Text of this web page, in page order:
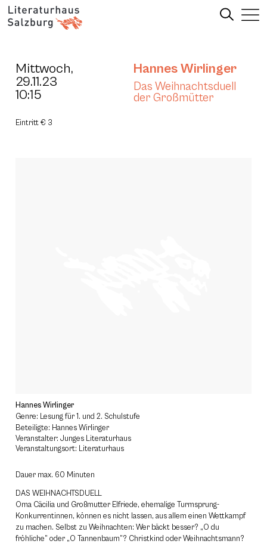
Mittwoch,
29.11.23
10:15
Hannes Wirlinger
Das Weihnachtsduell
der Großmütter
Eintritt € 3
Hannes Wirlinger
Genre: Lesung für 1. und 2. Schulstufe
Beteiligte: Hannes Wirlinger
Veranstalter: Junges Literaturhaus
Veranstaltungsort: Literaturhaus
Dauer max. 60 Minuten
DAS WEIHNACHTSDUELL
Oma Cäcilia und Großmutter Elfriede, ehemalige Turmsprung-
Konkurrentinnen, können es nicht lassen, aus allem einen Wettkampf
zu machen. Selbst zu Weihnachten: Wer bäckt besser? „O du
fröhliche” oder „O Tannenbaum”? Christkind oder Weihnachtsmann?